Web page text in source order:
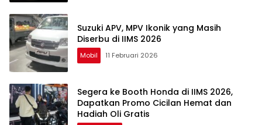
Suzuki APV, MPV Ikonik yang Masih
Diserbu di IIMS 2026
Mobil 11 Februari 2026
Segera ke Booth Honda di IIMS 2026,
Dapatkan Promo Cicilan Hemat dan
Hadiah Oli Gratis